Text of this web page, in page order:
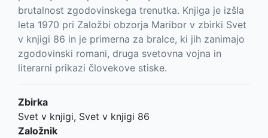
brutalnost zgodovinskega trenutka. Knjiga je izšla
leta 1970 pri Založbi obzorja Maribor v zbirki Svet
v knjigi 86 in je primerna za bralce, ki jih zanimajo
zgodovinski romani, druga svetovna vojna in
literarni prikazi človekove stiske.
Zbirka
Svet v knjigi, Svet v knjigi 86
Založnik